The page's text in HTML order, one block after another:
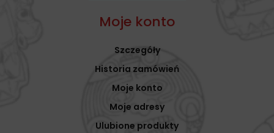
Moje konto
Szczegóły
Historia zamówień
Moje konto
Moje adresy
Ulubione produkty